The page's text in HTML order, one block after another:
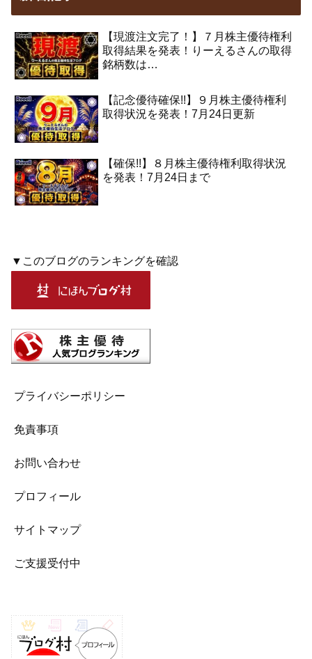
【現渡注文完了！】７月株主優待権利
取得結果を発表！りーえるさんの取得
銘柄数は…
【記念優待確保!!】９月株主優待権利
取得状況を発表！7月24日更新
【確保!!】８月株主優待権利取得状況
を発表！7月24日まで
▼このブログのランキングを確認
プライバシーポリシー
免責事項
お問い合わせ
プロフィール
サイトマップ
ご支援受付中